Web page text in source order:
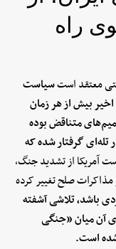
راه
معتقد استسیاست
بیش از هر زمان
متناقض بوده
گرفتار شده که
آمریکا از تشدید جنگ،
صلح تغییر کرده
باشد، تلاشی آشفته
آن میان «جنگی
است.